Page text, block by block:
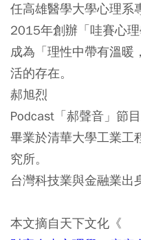
任高雄醫學大學心理系
2015年創辦「哇賽心
成為「理性中帶有溫暖
活的存在。
郝旭烈
Podcast「郝聲音」節目
畢業於清華大學工業工
究所。
台灣科技業與金融業出
本文摘自天下文化《